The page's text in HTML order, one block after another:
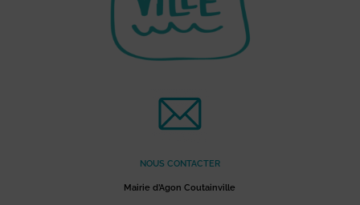
NOUS CONTACTER
Mairie d’Agon Coutainville